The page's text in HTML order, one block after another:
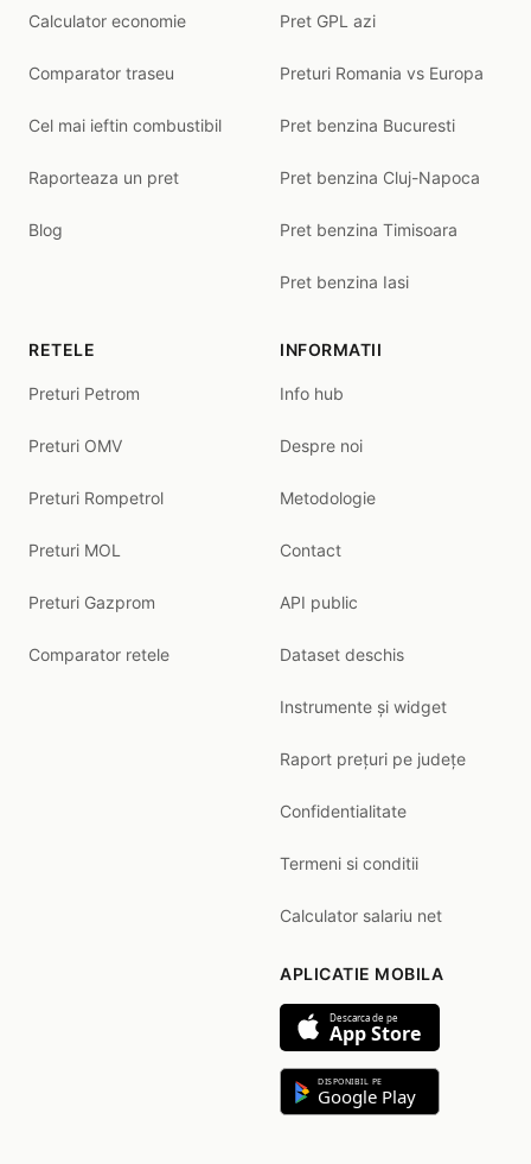
Calculator economie
Comparator traseu
Cel mai ieftin combustibil
Raporteaza un pret
Blog
Pret GPL azi
Preturi Romania vs Europa
Pret benzina Bucuresti
Pret benzina Cluj-Napoca
Pret benzina Timisoara
Pret benzina Iasi
RETELE
Preturi Petrom
Preturi OMV
Preturi Rompetrol
Preturi MOL
Preturi Gazprom
Comparator retele
INFORMATII
Info hub
Despre noi
Metodologie
Contact
API public
Dataset deschis
Instrumente și widget
Raport prețuri pe județe
Confidentialitate
Termeni si conditii
Calculator salariu net
APLICATIE MOBILA
Descarca de pe
App Store
DISPONIBIL PE
Google Play